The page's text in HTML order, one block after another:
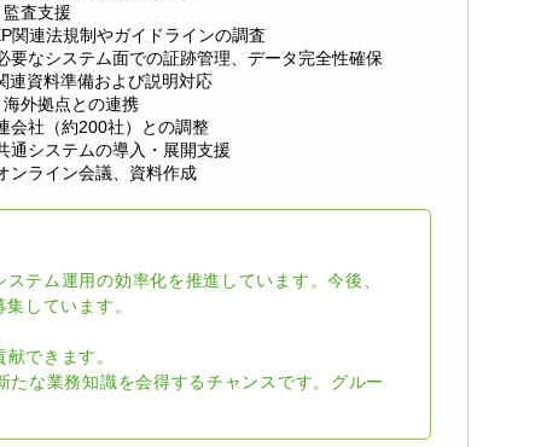
査支援
関連法規制やガイドラインの調査
要なシステム面での証跡管理、データ完全性確保
連資料準備および説明対応
外拠点との連携
会社（約200社）との調整
通システムの導入・展開支援
ンライン会議、資料作成
テム運用の効率化を推進しています。今後、
しています。
できます。
な業務知識を会得するチャンスです。グルー